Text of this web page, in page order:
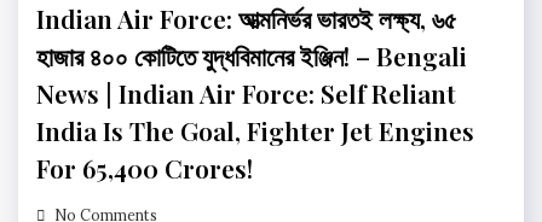
Indian Air Force: আত্মনির্ভর ভারতই লক্ষ্য, ৬৫
হাজার ৪০০ কোটিতে যুদ্ধবিমানের ইঞ্জিন! – Bengali
News | Indian Air Force: Self Reliant
India Is The Goal, Fighter Jet Engines
For 65,400 Crores!
No Comments